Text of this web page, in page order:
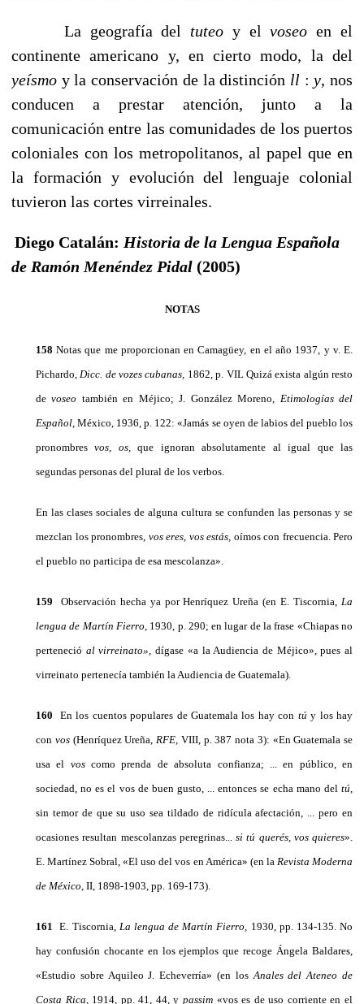
La geografía del tuteo y elvoseoen el
continente ameri­cano y, en cierto modo, la del
yeísmo y la conservación de la distinción ll :y, nos
conducen a prestar atención, junto a la
comunicación entre las comunidades de los puertos
co­loniales con los metropolitanos, al papel que en
la forma­ción y evolución del lenguaje colonial
tuvieron las cortes virreinales.
Diego Catalán: Historia de la Lengua Española
de Ramón Menéndez Pidal (2005)
NOTAS
158 Notas que me proporcionan en Camagüey, en el año 1937, y v. E.
Pichardo, Dicc. de vozes cubanas, 1862, p. VIL Quizá exista algún resto
devoseo también en Méjico; J. González Moreno, Eti­mologías del
Español,México, 1936, p. 122: «Jamás se oyen de la­bios del pueblo los
pronombresvos, os,que ignoran absolutamen­te al igual que las
segundas personas del plural de los verbos.
En las clases sociales de alguna cultura se confunden las perso­nas y se
mezclan los pronombres, vos eres, vos estás, oímos con frecuencia. Pero
el pueblo no participa de esa mescolanza».
159 Observación hecha ya por Henríquez Ureña (en E. Tiscornia, La
lengua de Martín Fierro, 1930, p. 290; en lugar de la frase «Chiapas no
perteneció al virreinato»,dígase «a la Audien­cia de Méjico», pues al
virreinato pertenecía también la Audien­cia de Guatemala).
160 En los cuentos populares de Guatemala los hay con túy los hay
con vos (Henríquez Ureña, RFE, VIII, p. 387 nota 3): «En Guatemala se
usa el voscomo prenda de absoluta confianza; ... en público, en
sociedad, no es el vos de buen gusto, ... entonces se echa mano del tú,
sin temor de que su uso sea tildado de ridícula afectación, ... pero en
ocasiones resultan mescolanzas pe­regrinas... si tú querés, vos quieres».
E. Martínez Sobral, «El uso del vos en América» (en la Revista Moderna
de México, II, 1898-1903, pp. 169-173).
161E. Tiscornia, La lengua de Martín Fierro, 1930, pp. 134-135. No
hay confusión chocante en los ejemplos que recoge Án­gela Baldares,
«Estudio sobre Aquileo J. Echeverría» (en los Ana­les del Ateneo de
Costa Rica, 1914, pp. 41, 44, ypassim «vos es de uso corriente en el